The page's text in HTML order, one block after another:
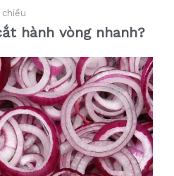
chiều
hành vòng nhanh?